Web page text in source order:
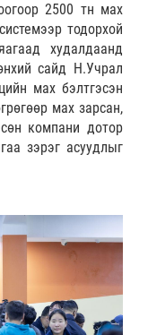
2500 тн мах
тодорхой
худалдаанд
сайд Н.Учрал
мах бэлтгэсэн
мах зарсан,
компани дотор
зэрэг асуудлыг